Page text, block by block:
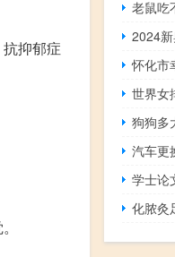
抑郁症
狗狗多
汽车更
学士论
化脓灸